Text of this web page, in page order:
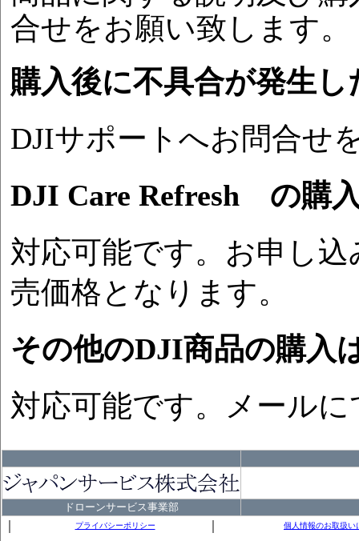
合せをお願い致します。
購入後に不具合が発生し
DJIサポートへお問合せ
DJI Care Refresh の購
対応可能です。お申し
売価格となります。
その他のDJI商品の購入
対応可能です。メール
ドローンサービス事業部
プライバシーポリシー 個人情報のお取扱い